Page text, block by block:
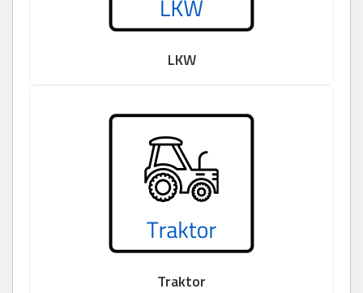
LKW
Traktor